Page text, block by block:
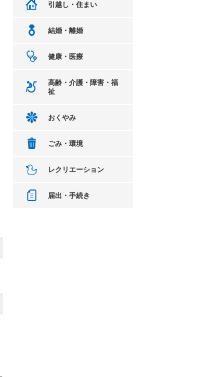
引越し・住まい
結婚・離婚
健康・医療
高齢・介護・障害・福
祉
おくやみ
ごみ・環境
レクリエーション
届出・手続き